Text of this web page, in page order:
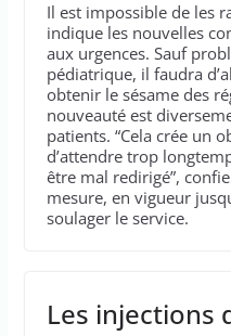
Il est impossible de les
indique les nouvelles
aux urgences. Sauf
pédiatrique, il faudra
obtenir le sésame des
nouveauté est
patients. “Cela crée un
d’attendre trop
être mal redirigé”,
mesure, en vigueur
soulager le service.
Les injections